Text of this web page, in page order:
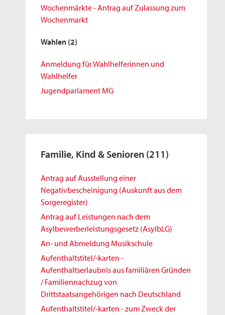
Wochenmärkte - Antrag auf Zulassung zum
Wochenmarkt
Wahlen (2)
Anmeldung für Wahlhelferinnen und
Wahlhelfer
Jugendparlament MG
Familie, Kind & Senioren (211)
Antrag auf Ausstellung einer
Negativbescheinigung (Auskunft aus dem
Sorgeregister)
Antrag auf Leistungen nach dem
Asylbewerberleistungsgesetz (AsylbLG)
An- und Abmeldung Musikschule
Aufenthaltstitel/-karten -
Aufenthaltserlaubnis aus familiären Gründen
/ Familiennachzug von
Drittstaatsangehörigen nach Deutschland
Aufenthaltstitel/-karten - zum Zweck der